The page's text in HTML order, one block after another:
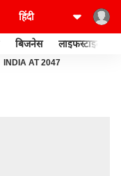
बिजनेस लाइफस्टाइल
INDIA AT 2047